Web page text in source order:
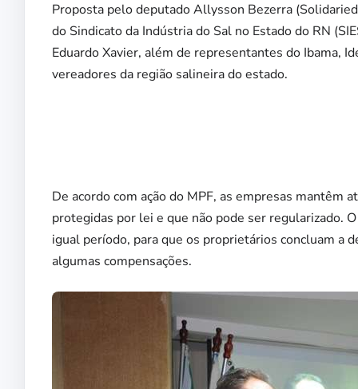
Proposta pelo deputado Allysson Bezerra
do Sindicato da Indústria do Sal no Estado do RN
Eduardo Xavier, além de representantes do Ibama,
vereadores da região salineira do estado.
De acordo com ação do MPF, as empresas mantêm
protegidas por lei e que não pode ser regularizado.
igual período, para que os proprietários concluam a
algumas compensações.